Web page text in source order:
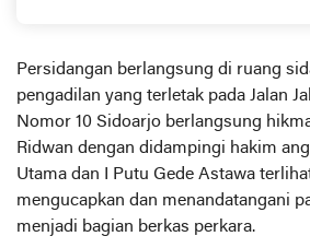
Persidangan berlangsung di ruang
pengadilan yang terletak pada Jalan
Nomor 10 Sidoarjo berlangsung
Ridwan dengan didampingi hakim
Utama dan I Putu Gede Astawa
mengucapkan dan menandatangani
menjadi bagian berkas perkara.